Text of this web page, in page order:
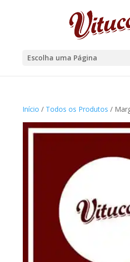
Escolha uma Página
Início / Todos os Produtos /